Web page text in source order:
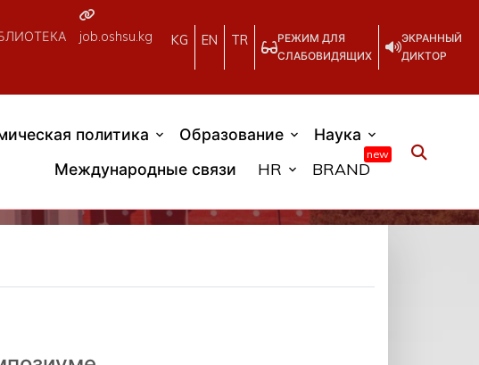
job.oshsu.kg KG EN TR
РЕЖИМ ДЛЯ
СЛАБОВИДЯЩИХ
ЭКРАННЫЙ
ДИКТОР
политика Образование
Наука
Международные связи
HR BRAND
new